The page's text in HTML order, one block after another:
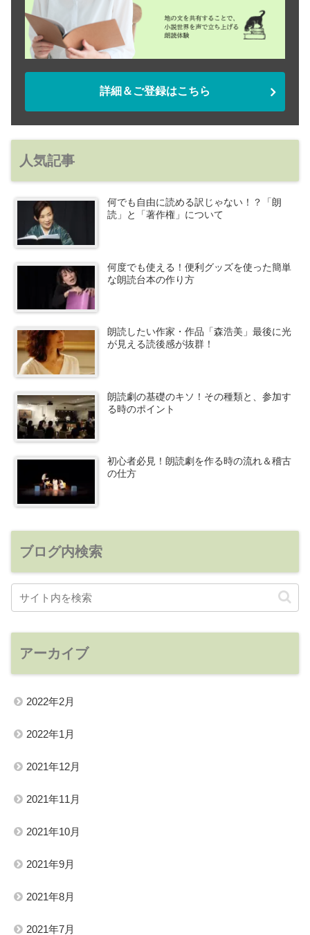
詳細＆ご登録はこちら
人気記事
何でも自由に読める訳じゃない！？「朗
読」と「著作権」について
何度でも使える！便利グッズを使った簡単
な朗読台本の作り方
朗読したい作家・作品「森浩美」最後に光
が見える読後感が抜群！
朗読劇の基礎のキソ！その種類と、参加す
る時のポイント
初心者必見！朗読劇を作る時の流れ＆稽古
の仕方
ブログ内検索
アーカイブ
2022年2月
2022年1月
2021年12月
2021年11月
2021年10月
2021年9月
2021年8月
2021年7月